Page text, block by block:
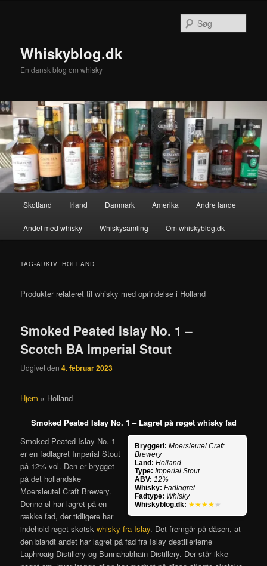
Whiskyblog.dk
En dansk blog om whisky
Skotland Irland Danmark Amerika Andre lande
Andet med whisky Whiskysamling Om whiskyblog.dk
TAG-ARKIV:HOLLAND
Produkter relateret til whisky med oprindelse i Holland
Smoked Peated Islay No. 1 –
Scotch BA Imperial Stout
Udgivet den4. februar 2023
Hjem » Holland
Smoked Peated Islay No. 1 – Lagret på røget whisky fad
Bryggeri: Moersleutel Craft
Brewery
Land: Holland
Type: Imperial Stout
ABV: 12%
Whisky: Fadlagret
Fadtype: Whisky
Whiskyblog.dk: ★★★★ ★
Smoked Peated Islay No. 1
er en fadlagret Imperial Stout
på 12% vol. Den er brygget
på det hollandske
Moersleutel Craft Brewery.
Denne øl har lagret på en
række fad, der tidligere har
indehold røget skotskwhisky fra Islay. Det fremgår på dåsen, at
den blandt andet har lagret på fad fra Islay destillerierne
Laphroaig Distillery og Bunnahabhain Distillery. Der står ikke